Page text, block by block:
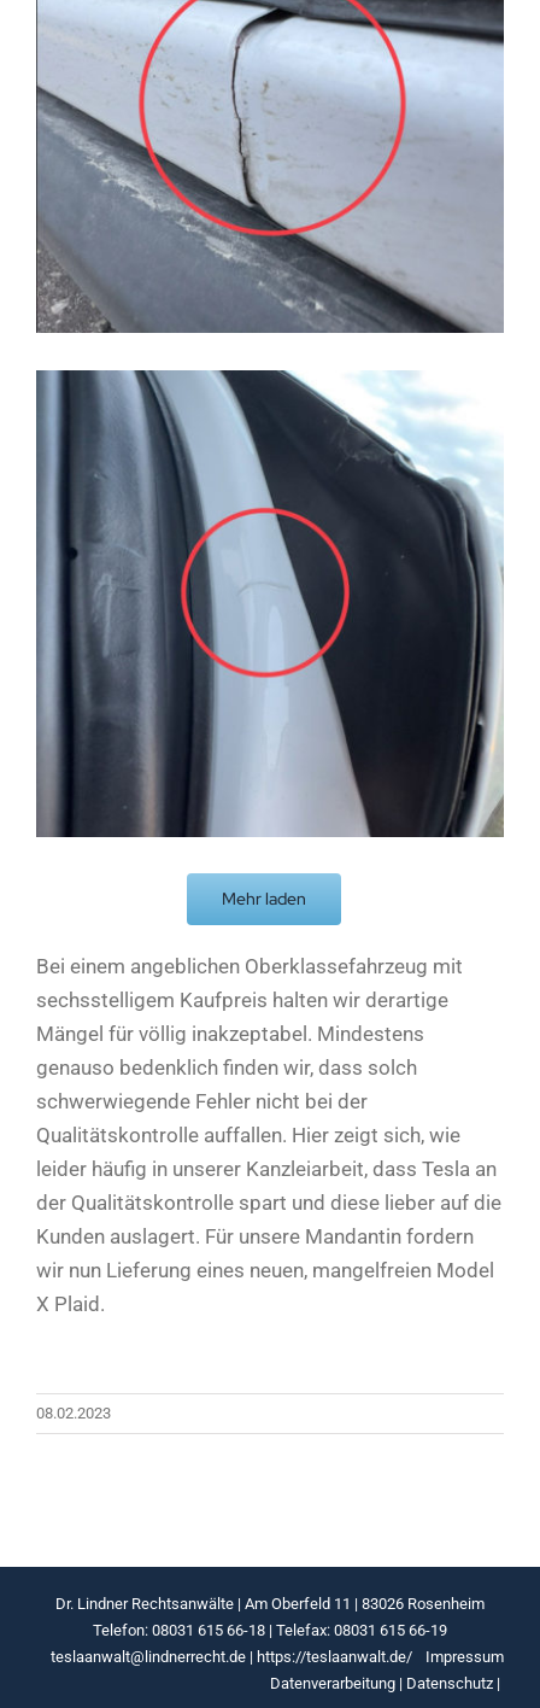
Mehr laden
Bei einem angeblichen Oberklassefahrzeug mit
sechsstelligem Kaufpreis halten wir derartige
Mängel für völlig inakzeptabel. Mindestens
genauso bedenklich finden wir, dass solch
schwerwiegende Fehler nicht bei der
Qualitätskontrolle auffallen. Hier zeigt sich, wie
leider häufig in unserer Kanzleiarbeit, dass Tesla an
der Qualitätskontrolle spart und diese lieber auf die
Kunden auslagert. Für unsere Mandantin fordern
wir nun Lieferung eines neuen, mangelfreien Model
X Plaid.
08.02.2023
Dr. Lindner Rechtsanwälte | Am Oberfeld 11 | 83026 Rosenheim
Telefon: 08031 615 66-18 | Telefax: 08031 615 66-19
teslaanwalt@lindnerrecht.de| https://teslaanwalt.de/
Impressum
Datenschutz |
Datenverarbeitung |